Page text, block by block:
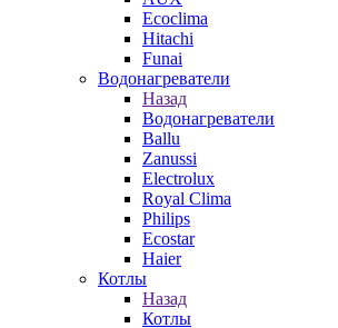
Ecoclima
Hitachi
Funai
Водонагреватели
Назад
Водонагреватели
Ballu
Zanussi
Electrolux
Royal Clima
Philips
Ecostar
Haier
Котлы
Назад
Котлы